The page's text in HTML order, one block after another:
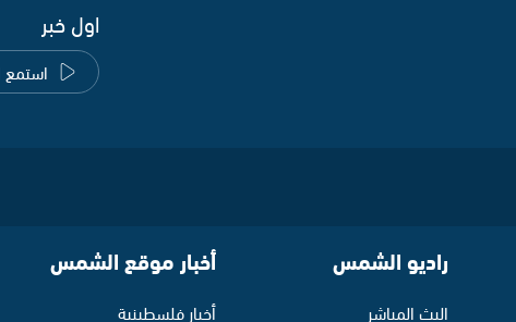
اول خبر
استمع
راديو الشمس
البث المباشر
أخبار موقع الشمس
أخبار فلسطينية